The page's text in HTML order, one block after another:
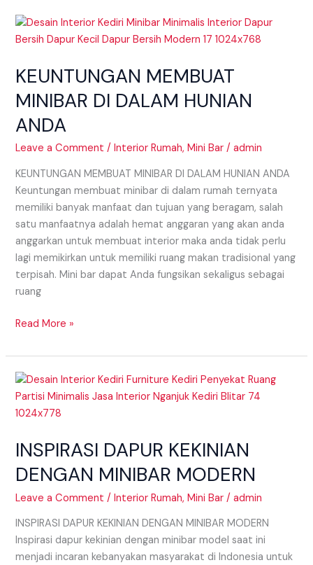
KEUNTUNGAN MEMBUAT
MINIBAR DI DALAM HUNIAN
ANDA
Leave a Comment /Interior Rumah,Mini Bar /admin
KEUNTUNGAN MEMBUAT MINIBAR DI DALAM HUNIAN ANDA
Keuntungan membuat minibar di dalam rumah ternyata
memiliki banyak manfaat dan tujuan yang beragam, salah
satu manfaatnya adalah hemat anggaran yang akan anda
anggarkan untuk membuat interior maka anda tidak perlu
lagi memikirkan untuk memiliki ruang makan tradisional yang
terpisah. Mini bar dapat Anda fungsikan sekaligus sebagai
ruang
KEUNTUNGAN
MEMBUAT
DI
HUNIAN
ANDA
Read More »
INSPIRASI DAPUR KEKINIAN
DENGAN MINIBAR MODERN
Leave a Comment /Interior Rumah,Mini Bar /admin
INSPIRASI DAPUR KEKINIAN DENGAN MINIBAR MODERN
Inspirasi dapur kekinian dengan minibar model saat ini
menjadi incaran kebanyakan masyarakat di Indonesia untuk
INSPIRASI
DAPUR
KEKINIAN
MINIBAR